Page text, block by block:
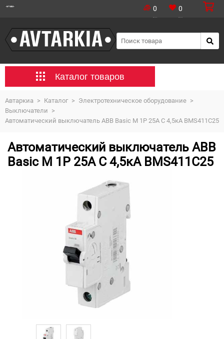
0 0
Каталог товаров
Автаркиа > Каталог > Электротехническое оборудование >
Выключатели >
Автоматический выключатель ABB Basic M 1P 25A C 4,5кА BMS411C25
Автоматический выключатель ABB
Basic M 1P 25A C 4,5кА BMS411C25